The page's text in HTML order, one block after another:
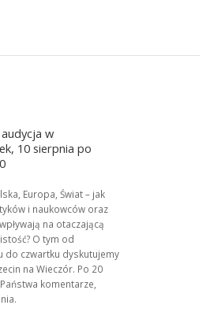
w
10 sierpnia po
Europa, Świat – jak
i naukowców oraz
na otaczającą
O tym od
do czwartku dyskutujemy
na Wieczór. Po 20
komentarze,